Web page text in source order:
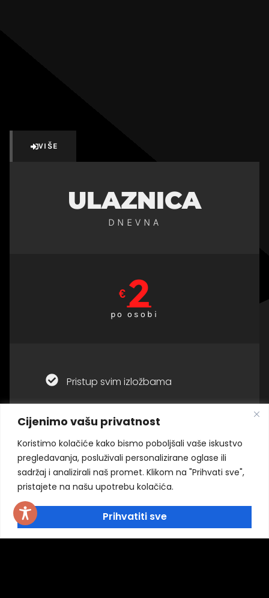
Cijenimo vašu privatnost
Koristimo kolačiće kako bismo poboljšali vaše iskustvo
pregledavanja, posluživali personalizirane oglase ili
sadržaj i analizirali naš promet. Klikom na "Prihvati sve",
pristajete na našu upotrebu kolačića.
Prihvatiti sve
VIŠE
ULAZNICA
DNEVNA
€2
po osobi
Pristup svim izložbama
Adresa
Kralja Tomislava 10, 44000 Sisak
+385 044 811-811
ravnatelj@muzej-sisak.hr